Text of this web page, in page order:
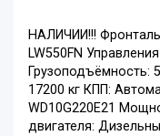
НАЛИЧИИ!!!
LW550FN
Грузоподъёмность:
17200 кг КПП:
WD10G220E21
двигателя: